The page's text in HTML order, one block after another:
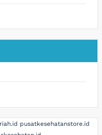
pusatkesehatanstore.id